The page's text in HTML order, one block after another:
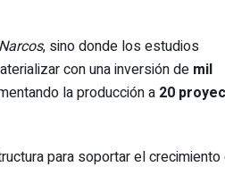
Narcos, sino donde los estudios
con una inversión de mil
la producción a 20
para soportar el crecimiento